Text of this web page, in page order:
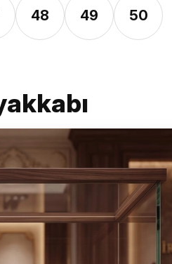
48 49 50